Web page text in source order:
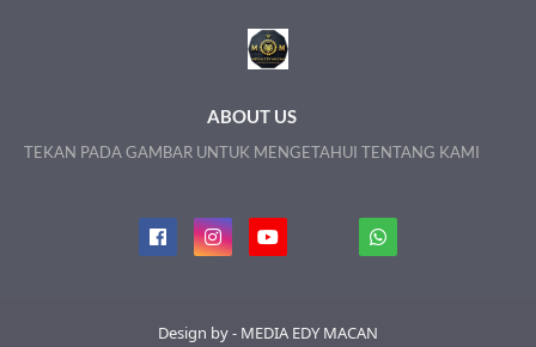
ABOUT US
TEKAN PADA GAMBAR UNTUK MENGETAHUI TENTANG KAMI
Design by - MEDIA EDY MACAN